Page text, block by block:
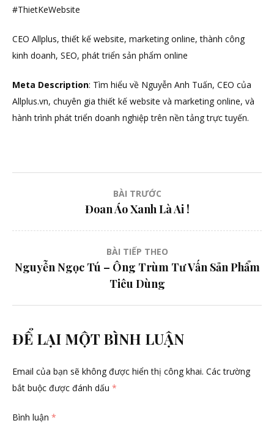
#ThietKeWebsite
CEO Allplus, thiết kế website, marketing online, thành công
kinh doanh, SEO, phát triển sản phẩm online
Meta Description: Tìm hiểu về Nguyễn Anh Tuấn, CEO của
Allplus.vn, chuyên gia thiết kế website và marketing online, và
hành trình phát triển doanh nghiệp trên nền tảng trực tuyến.
viết
BÀI TRƯỚC
Đoan Áo Xanh Là Ai !
BÀI TIẾP THEO
Nguyễn Ngọc Tú – Ông Trùm Tư Vấn Sản Phẩm
Tiêu Dùng
ĐỂ LẠI MỘT BÌNH LUẬN
Email của bạn sẽ không được hiển thị công khai. Các trường
bắt buộc được đánh dấu *
Bình luận *